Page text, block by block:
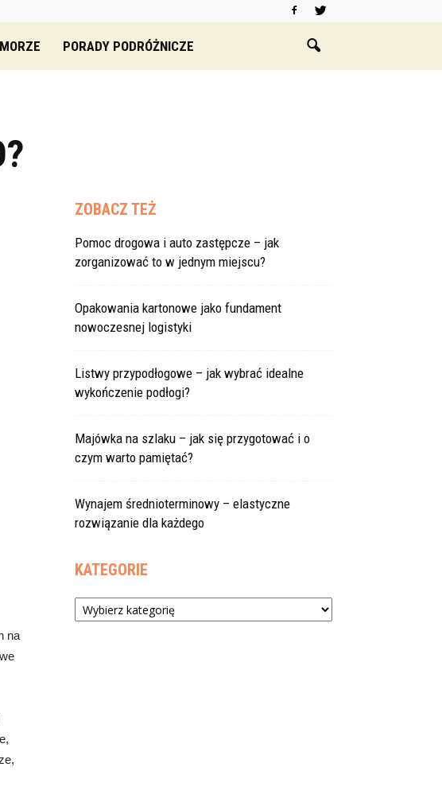
MORZE PORADY PODRÓŻNICZE
na
ZOBACZ TEŻ
Pomoc drogowa i auto zastępcze – jak
zorganizować to w jednym miejscu?
Opakowania kartonowe jako fundament
nowoczesnej logistyki
Listwy przypodłogowe – jak wybrać idealne
wykończenie podłogi?
Majówka na szlaku – jak się przygotować i o
czym warto pamiętać?
Wynajem średnioterminowy – elastyczne
rozwiązanie dla każdego
KATEGORIE
Kategorie